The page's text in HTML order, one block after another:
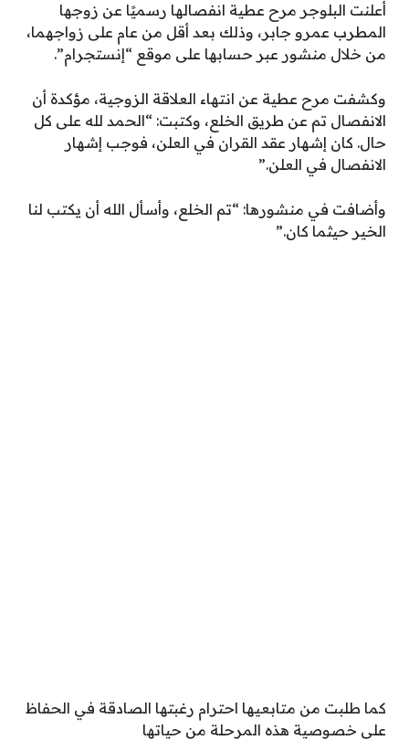
أعلنت البلوجر مرح عطية انفصالها رسميًا عن زوجها
المطرب عمرو جابر، وذلك بعد أقل من عام على زواجهما،
من خلال منشور عبر حسابها على موقع “إنستجرام”.
وكشفت مرح عطية عن انتهاء العلاقة الزوجية، مؤكدة أن
الانفصال تم عن طريق الخلع، وكتبت: “الحمد لله على كل
حال. كان إشهار عقد القران في العلن، فوجب إشهار
الانفصال في العلن.”
وأضافت في منشورها: “تم الخلع، وأسأل الله أن يكتب لنا
الخير حيثما كان.”
كما طلبت من متابعيها احترام رغبتها الصادقة في الحفاظ
على خصوصية هذه المرحلة من حياتها